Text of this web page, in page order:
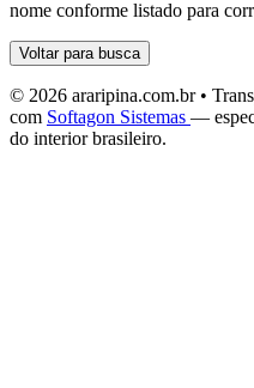
nome conforme listado para
Voltar para busca
© 2026 araripina.com.br •
com Softagon Sistemas —
do interior brasileiro.